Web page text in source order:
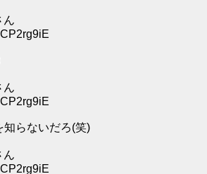
ん
ん
知らないだろ(笑)
ん